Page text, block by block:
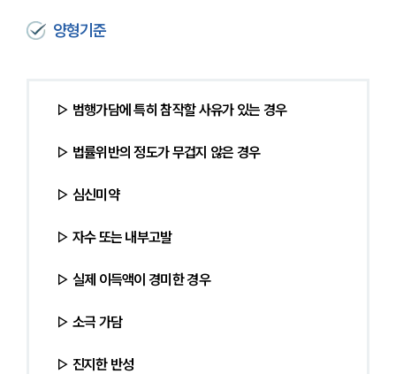
양형기준
▷ 범행가담에 특히 참작할 사유가 있는 경우
▷ 법률위반의 정도가 무겁지 않은 경우
▷ 심신미약
▷ 자수 또는 내부고발
▷ 실제 이득액이 경미한 경우
▷ 소극 가담
▷ 진지한 반성